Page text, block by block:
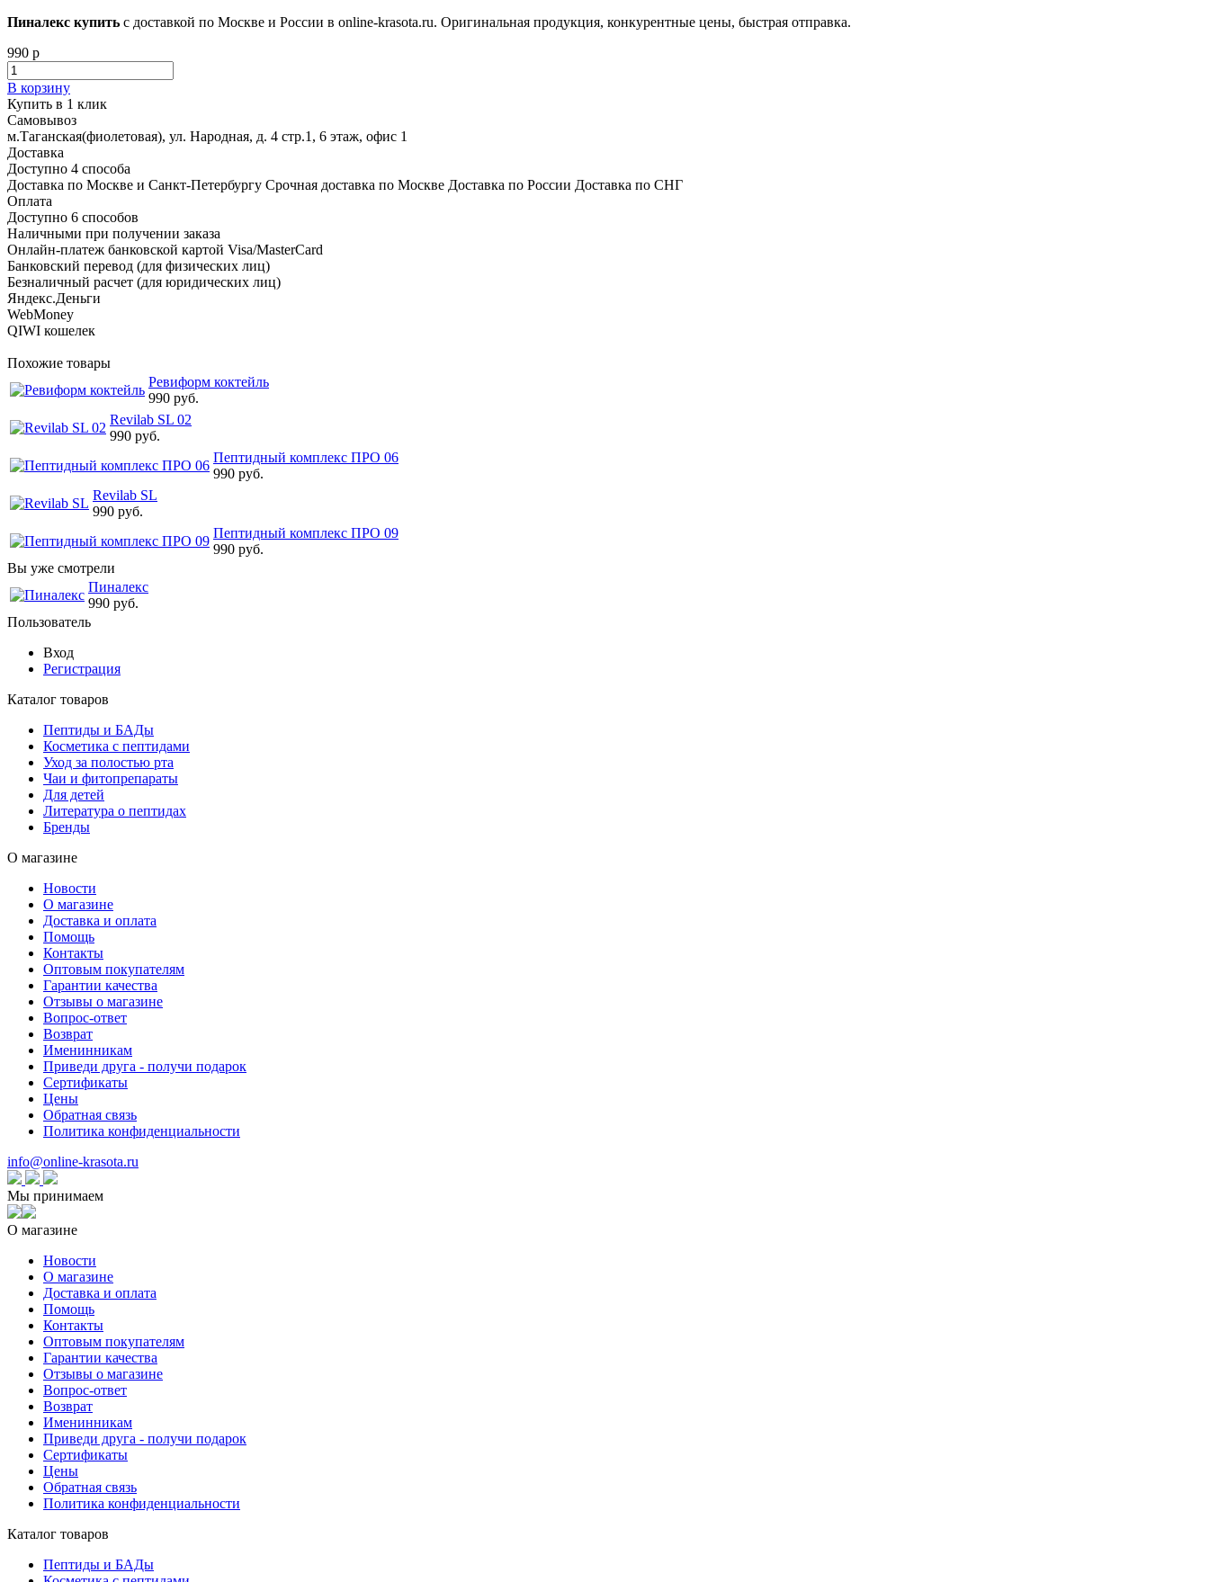
Пиналекс купить с доставкой по Москве и России в online-krasota.ru. Оригинальная продукция, конкурентные цены, быстрая отправка.
990 р
В корзину
Купить в 1 клик
Самовывоз
м.Таганская(фиолетовая), ул. Народная, д. 4 стр.1, 6 этаж, офис 1
Доставка
Доступно 4 способа
Доставка по Москве и Санкт-Петербургу Срочная доставка по Москве Доставка по России Доставка по СНГ
Оплата
Доступно 6 способов
Наличными при получении заказа
Онлайн-платеж банковской картой Visa/MasterCard
Банковский перевод (для физических лиц)
Безналичный расчет (для юридических лиц)
Яндекс.Деньги
WebMoney
QIWI кошелек
Похожие товары
Ревиформ коктейль
990 руб.
Revilab SL 02
990 руб.
Пептидный комплекс ПРО 06
990 руб.
Revilab SL
990 руб.
Пептидный комплекс ПРО 09
990 руб.
Вы уже смотрели
Пиналекс
990 руб.
Пользователь
Вход
Регистрация
Каталог товаров
Пептиды и БАДы
Косметика с пептидами
Уход за полостью рта
Чаи и фитопрепараты
Для детей
Литература о пептидах
Бренды
О магазине
Новости
О магазине
Доставка и оплата
Помощь
Контакты
Оптовым покупателям
Гарантии качества
Отзывы о магазине
Вопрос-ответ
Возврат
Именинникам
Приведи друга - получи подарок
Сертификаты
Цены
Обратная связь
Политика конфиденциальности
info@online-krasota.ru
Мы принимаем
О магазине
Новости
О магазине
Доставка и оплата
Помощь
Контакты
Оптовым покупателям
Гарантии качества
Отзывы о магазине
Вопрос-ответ
Возврат
Именинникам
Приведи друга - получи подарок
Сертификаты
Цены
Обратная связь
Политика конфиденциальности
Каталог товаров
Пептиды и БАДы